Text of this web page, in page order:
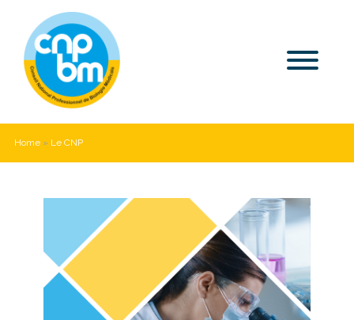
Home » Le CNP